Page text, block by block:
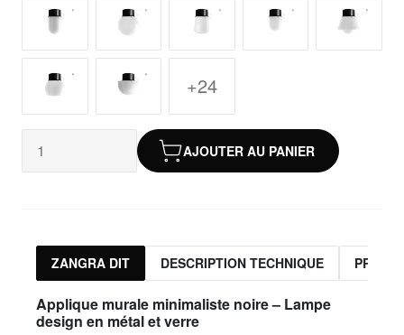
+24
AJOUTER AU PANIER
ZANGRA DIT DESCRIPTION TECHNIQUE
Applique murale minimaliste noire – Lampe
design en métal et verre